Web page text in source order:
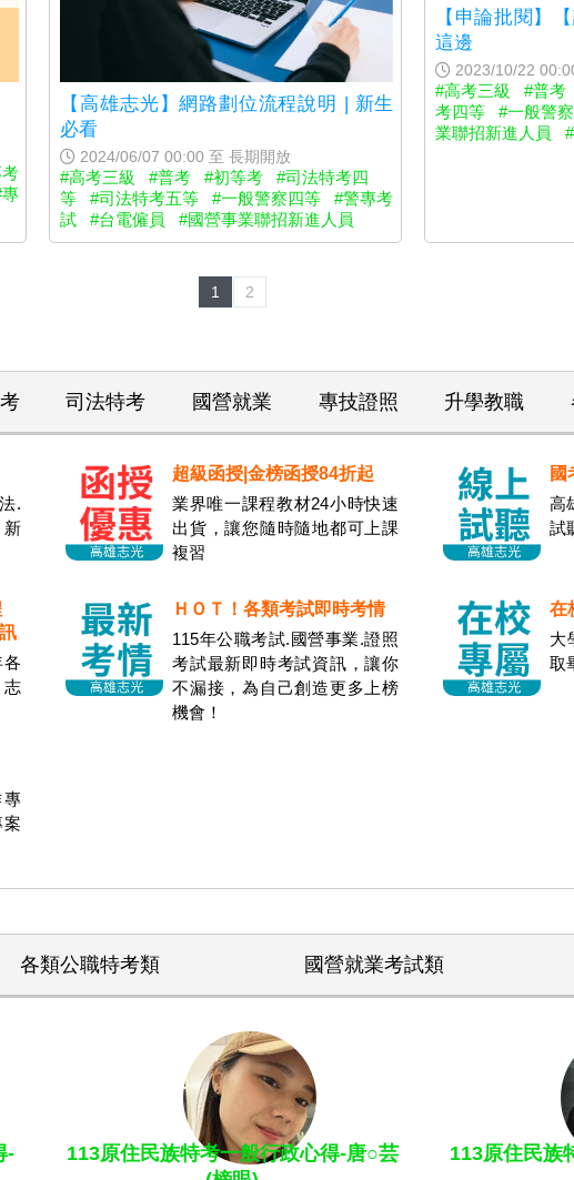
【高雄志光】網路劃位流程說明 | 新生
必看
2024/06/07 00:00 至 長期開放
#高考三級 #普考 #初等考
#司法特考四
等
#司法特考五等 #一般警察四等
#警專考
試
#台電僱員 #國營事業聯招新進人員
【申論批閱】
這邊
2023/10/22
#高考三級 #普考
考四等
#一般警
業聯招新進人員
1 2
司法特考 國營就業 專技證照 升學教職
.
新
超級函授|金榜函授84折起
業界唯一課程教材24小時快速
出貨，讓您隨時隨地都可上課
複習
國
高
試
志
ＨＯＴ！各類考試即時考情
115年公職考試.國營事業.證照
考試最新即時考試資訊，讓你
不漏接，為自己創造更多上榜
機會！
在
大
取
各類公職特考類 國營就業考試類
-
113原住民族特考一般行政心得-唐○芸
113原住民族